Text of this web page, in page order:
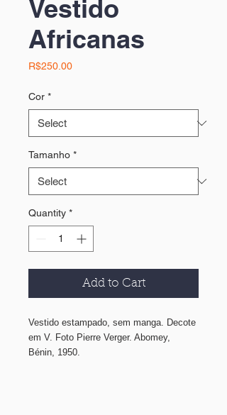
Vestido
Africanas
R$250.00Price
Cor *
Tamanho *
Quantity *
Add to Cart
Vestido estampado, sem manga. Decote
em V. Foto Pierre Verger. Abomey,
Bénin, 1950.